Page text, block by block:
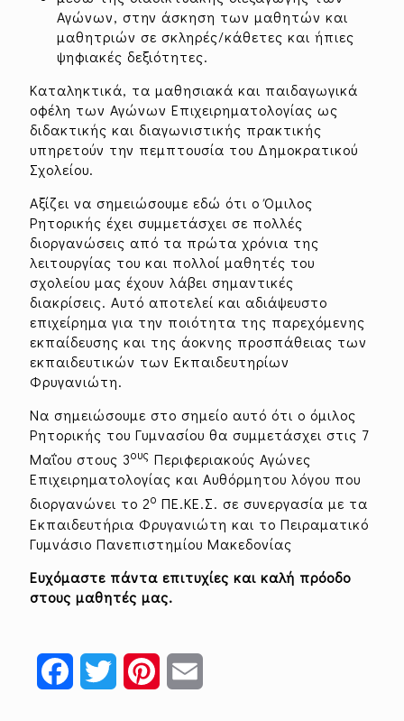
Αγώνων, στην άσκηση των μαθητών και
μαθητριών σε σκληρές/κάθετες και ήπιες
ψηφιακές δεξιότητες.
Καταληκτικά, τα μαθησιακά και παιδαγωγικά
οφέλη των Αγώνων Επιχειρηματολογίας ως
διδακτικής και διαγωνιστικής πρακτικής
υπηρετούν την πεμπτουσία του Δημοκρατικού
Σχολείου.
Αξίζει να σημειώσουμε εδώ ότι ο Όμιλος
Ρητορικής έχει συμμετάσχει σε πολλές
διοργανώσεις από τα πρώτα χρόνια της
λειτουργίας του και πολλοί μαθητές του
σχολείου μας έχουν λάβει σημαντικές
διακρίσεις. Αυτό αποτελεί και αδιάψευστο
επιχείρημα για την ποιότητα της παρεχόμενης
εκπαίδευσης και της άοκνης προσπάθειας των
εκπαιδευτικών των Εκπαιδευτηρίων
Φρυγανιώτη.
Να σημειώσουμε στο σημείο αυτό ότι ο όμιλος
Ρητορικής του Γυμνασίου θα συμμετάσχει στις 7
Μαΐου στους 3ους Περιφεριακούς Αγώνες
Επιχειρηματολογίας και Αυθόρμητου λόγου που
διοργανώνει το 2ο ΠΕ.ΚΕ.Σ. σε συνεργασία με τα
Εκπαιδευτήρια Φρυγανιώτη και το Πειραματικό
Γυμνάσιο Πανεπιστημίου Μακεδονίας
Ευχόμαστε πάντα επιτυχίες και καλή πρόοδο
στους μαθητές μας.
FacebookTwitter Pinterest